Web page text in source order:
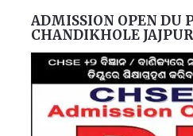
ADMISSION OPEN DU
CHANDIKHOLE JAJPUR